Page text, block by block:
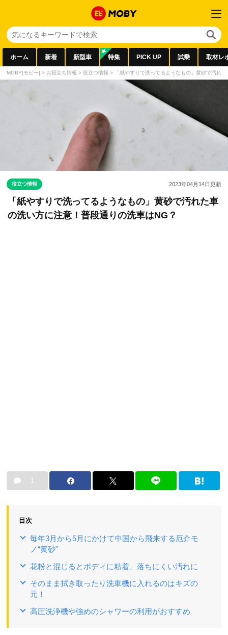
ホーム 新着 新型車 特集 PICK UP 試乗 取材レ
MOBY[モビー] > お役立ち情報 > 役立つ情報 > 「紙やすりで洗ってるようなもの」黄砂で汚れ
役立つ情報 2023年04月14日更新
「紙やすりで洗ってるようなもの」黄砂で汚れた車
の洗い方に注意！普段通りの洗車はNG？
1
目次
毎年3月から5月にかけて中国から飛来する厄介モ
ノ“黄砂”
花粉と混じるとボディに粘着、落ちにくい汚れに
そのまま拭き取ったり洗車機に入れるのはキズの
元！
高圧洗浄機や強めのシャワーの利用がおすすめ